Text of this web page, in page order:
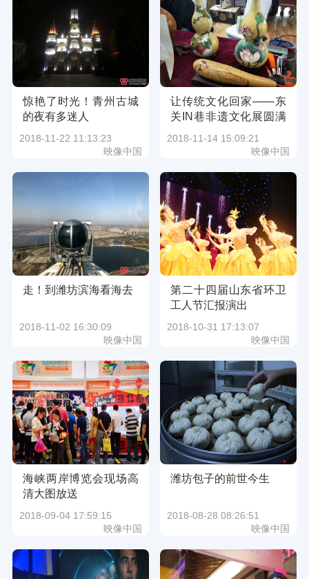
惊艳了时光！青州古城
的夜有多迷人
2018-11-22 11:13:23
映像中国
让传统文化回家——东
关IN巷非遗文化展圆满
2018-11-14 15:09:21
映像中国
走！到潍坊滨海看海去
2018-11-02 16:30:09
映像中国
第二十四届山东省环卫
工人节汇报演出
2018-10-31 17:13:07
映像中国
海峡两岸博览会现场高
清大图放送
2018-09-04 17:59:15
映像中国
潍坊包子的前世今生
2018-08-28 08:26:51
映像中国